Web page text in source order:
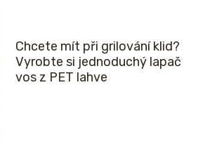
Chcete mít při grilování klid?
Vyrobte si jednoduchý lapač
vos z PET lahve